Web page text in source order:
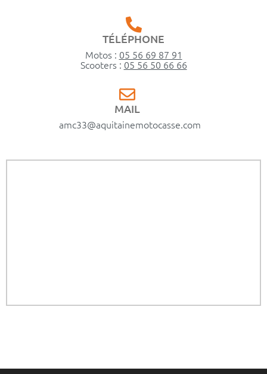
TÉLÉPHONE
Motos : 05 56 69 87 91
Scooters : 05 56 50 66 66
MAIL
amc33@aquitainemotocasse.com